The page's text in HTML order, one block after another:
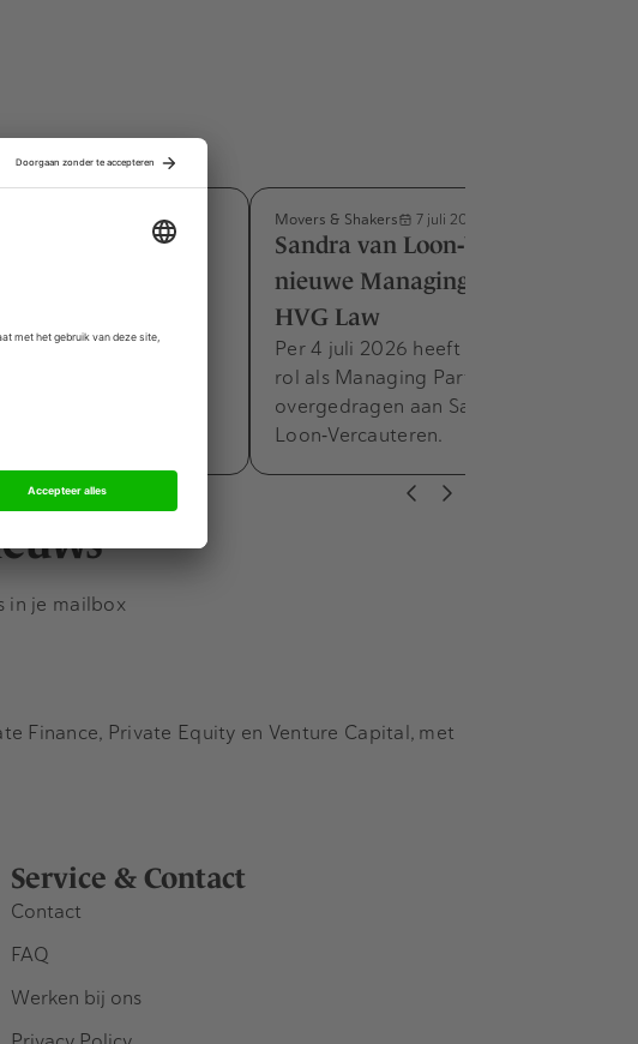
benoemd
de M&A-
Noordam benoemd
Movers & Shakers 7 juli 2026
Sandra van Loon‑Vercauteren
nieuwe Managing Partner bij
HVG Law
Per 4 juli 2026 heeft Frank Zandee zijn
rol als Managing Partner van HVG Law
overgedragen aan Sandra van
Loon‑Vercauteren.
in je mailbox
Service & Contact
Contact
FAQ
Werken bij ons
Finance, Private Equity en Venture Capital, met